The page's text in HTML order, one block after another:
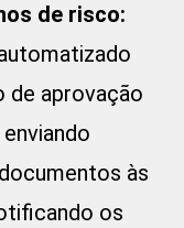
de risco:
de aprovação
às
os